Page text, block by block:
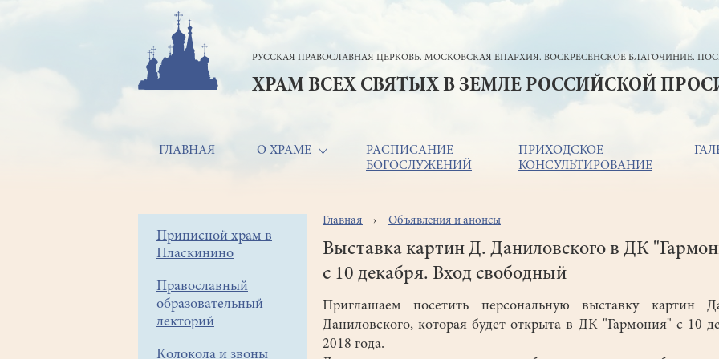
РУССКАЯ ПРАВОСЛАВНАЯ ЦЕРКОВЬ. МОСКОВСКАЯ ЕПАРХИЯ. ВОСКРЕСЕНСКОЕ БЛАГОЧИНИЕ.
ХРАМ ВСЕХ СВЯТЫХ В ЗЕМЛЕ РОССИЙСКОЙ
Основная
ГЛАВНАЯ О ХРАМЕ
РАСПИСАНИЕ
БОГОСЛУЖЕНИЙ
ПРИХОДСКОЕ
КОНСУЛЬТИРОВАНИЕ
Боковое
меню
Приписной храм в
Пласкинино
Православный
образовательный
лекторий
Колокола и звоны
Строка
навигации
Главная Объявления и анонсы
Выставка картин Д. Даниловского в ДК
с 10 декабря. Вход свободный
Приглашаем посетить персональную выставку картин
Даниловского, которая будет открыта в ДК "Гармония" с 10
2018 года.